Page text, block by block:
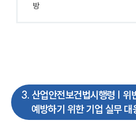
방
3. 산업안전보건법시행령 | 위
예방하기 위한 기업 실무 대